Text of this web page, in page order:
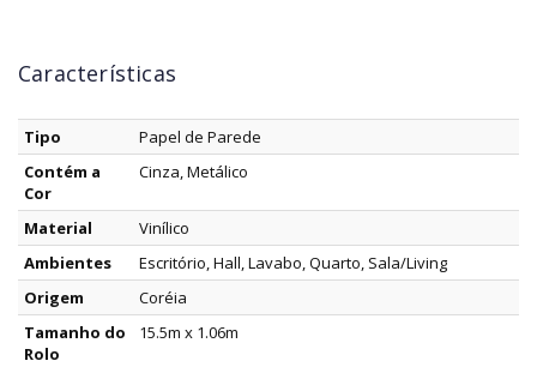
Características
Tipo
Papel de Parede
Contém a
Cor
Cinza, Metálico
Material
Vinílico
Ambientes
Escritório, Hall, Lavabo, Quarto, Sala/Living
Origem
Coréia
Tamanho do
Rolo
15.5m x 1.06m